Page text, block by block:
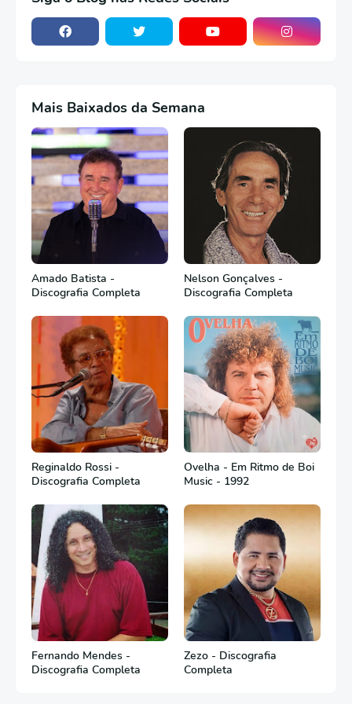
Mais Baixados da Semana
Amado Batista -
Discografia Completa
Nelson Gonçalves -
Discografia Completa
Reginaldo Rossi -
Discografia Completa
Ovelha - Em Ritmo de Boi
Music - 1992
Fernando Mendes -
Discografia Completa
Zezo - Discografia
Completa